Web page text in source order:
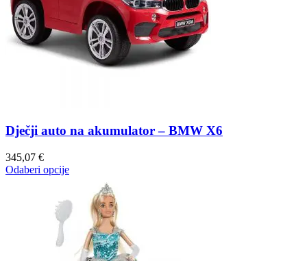
Dječji auto na akumulator – BMW X6
345,07 €
Odaberi opcije